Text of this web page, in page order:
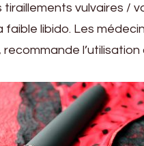
tiraillements vulvaires /
libido. Les